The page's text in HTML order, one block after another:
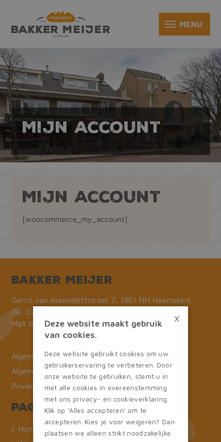
Mijn account
Mijn account
[woocommerce_my_account]
Bakker Meijer
Gerrit van Assendelftstraat 7, 1961 NH Heemskerk
Tel. 0251-232669
Mail. bestellingen@bakkermeijer.nl
Algemene voorwaarden
Algemene voorwaarden B&B
Privacy statement
Pagina's
Home
×
Deze website maakt gebruik
van cookies.
Deze website gebruikt cookies om uw
gebruikerservaring te verbeteren. Door
onze website te gebruiken, stemt u in
met alle cookies in overeenstemming
met ons privacy- en cookieverklaring.
Klik op 'Alles accepteren' om te
accepteren. Kies je voor weigeren? Dan
plaatsen we alleen strikt noodzakelijke